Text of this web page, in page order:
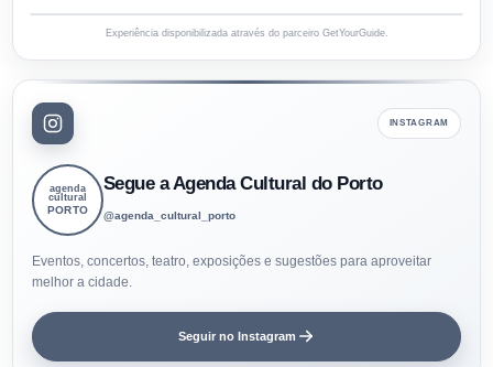
Experiência disponibilizada através do parceiro GetYourGuide.
INSTAGRAM
agenda
cultural
PORTO
Segue a Agenda Cultural do Porto
@agenda_cultural_porto
Eventos, concertos, teatro, exposições e sugestões para aproveitar
melhor a cidade.
Seguir no Instagram